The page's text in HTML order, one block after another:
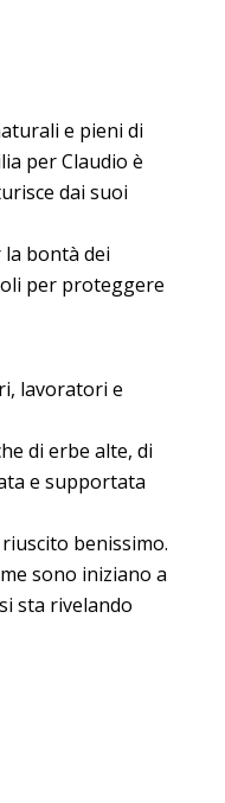
e pieni di
per Claudio è
dai suoi
bontà dei
per proteggere
lavoratori e
di erbe alte, di
e supportata
benissimo.
sono iniziano a
sta rivelando